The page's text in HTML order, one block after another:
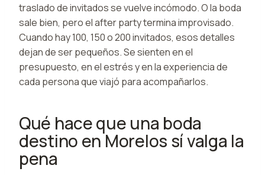
traslado de invitados se vuelve incómodo. O la boda
sale bien, pero el after party termina improvisado.
Cuando hay 100, 150 o 200 invitados, esos detalles
dejan de ser pequeños. Se sienten en el
presupuesto, en el estrés y en la experiencia de
cada persona que viajó para acompañarlos.
Qué hace que una boda
destino en Morelos sí valga la
pena